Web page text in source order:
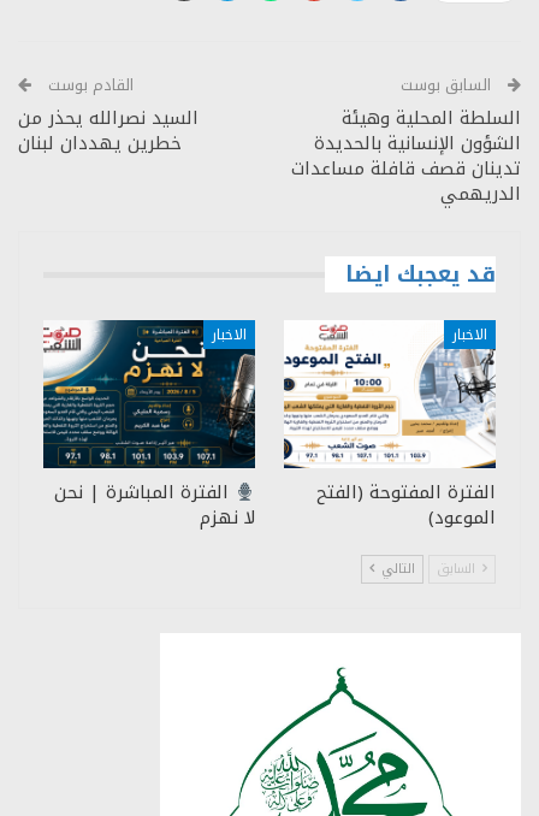
السابق بوست
السلطة المحلية وهيئة
الشؤون الإنسانية بالحديدة
تدينان قصف قافلة مساعدات
الدريهمي
القادم بوست
السيد نصرالله يحذر من
خطرين يهددان لبنان
قد يعجبك ايضا
الاخبار
الفترة المفتوحة (الفتح
الموعود)
الاخبار
الفترة المباشرة | نحن
لا نهزم
السابق التالي